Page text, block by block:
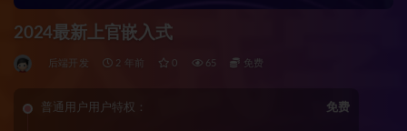
2024最新上官嵌入式
后端开发 2 年前 0 65 免费
普通用户用户特权： 免费